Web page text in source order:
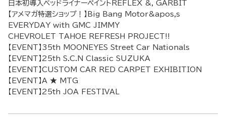
日本初導入ベッドライナーペイントREFLEX &, GARBIT
【アメマガ特選ショップ！】Big Bang Motor&apos,s
EVERYDAY with GMC JIMMY
CHEVROLET TAHOE REFRESH PROJECT!!
【EVENT】35th MOONEYES Street Car Nationals
【EVENT】25th S.C.N Classic SUZUKA
【EVENT】CUSTOM CAR RED CARPET EXHIBITION
【EVENT】A ★ MTG
【EVENT】25th JOA FESTIVAL